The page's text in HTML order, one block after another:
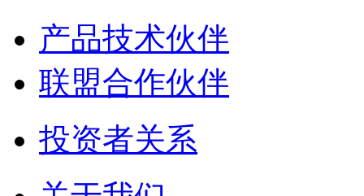
产品技术伙伴
联盟合作伙伴
投资者关系